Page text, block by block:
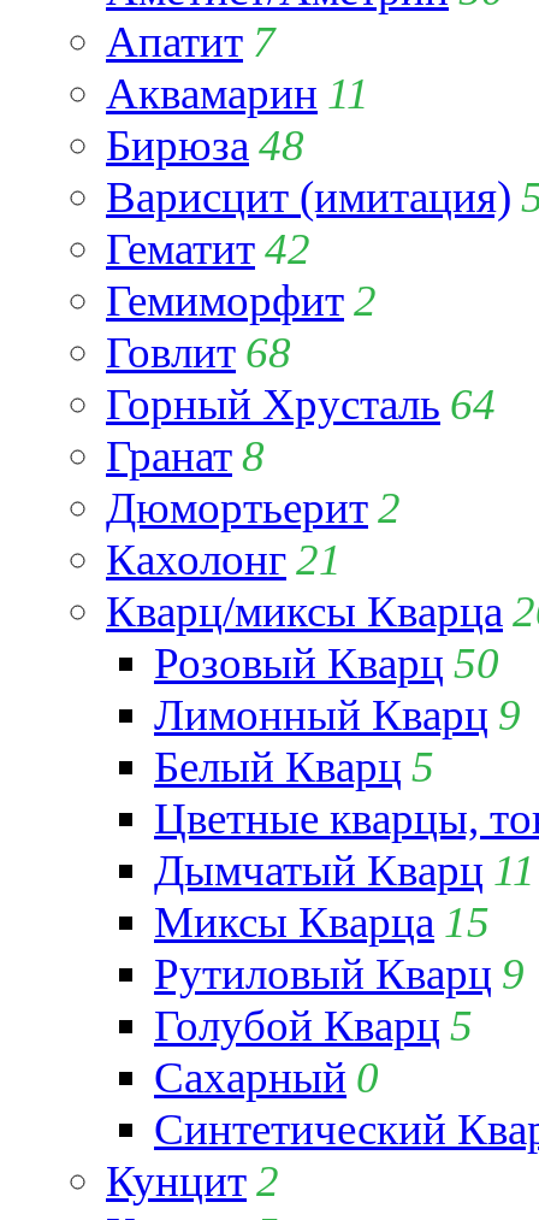
Апатит 7
Аквамарин 11
Бирюза 48
Варисцит (имитация)
Гематит42
Гемиморфит2
Говлит 68
Горный Хрусталь 64
Гранат8
Дюмортьерит2
Кахолонг21
Кварц/миксы Кварца
Розовый Кварц 50
Лимонный Кварц 9
Белый Кварц 5
Цветные кварцы,
Дымчатый Кварц 11
Миксы Кварца 15
Рутиловый Кварц 9
Голубой Кварц 5
Сахарный 0
Синтетический
Кунцит2